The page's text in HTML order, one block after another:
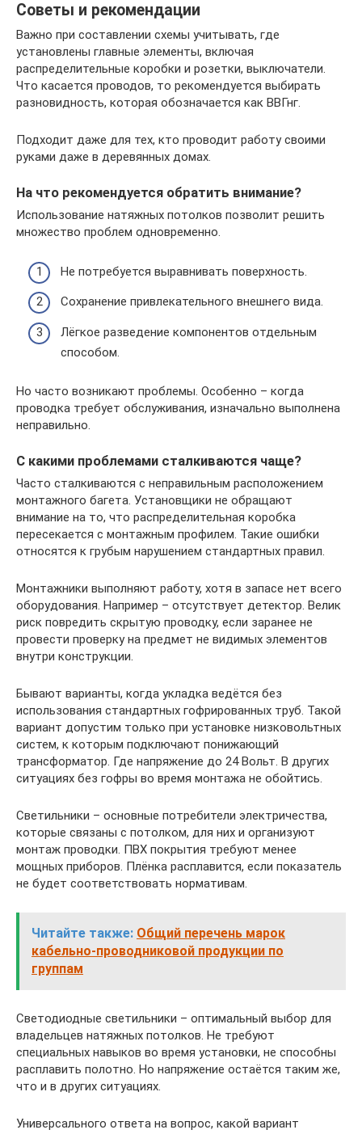
Советы и рекомендации
Важно при составлении схемы учитывать, где
установлены главные элементы, включая
распределительные коробки и розетки, выключатели.
Что касается проводов, то рекомендуется выбирать
разновидность, которая обозначается как ВВГнг.
Подходит даже для тех, кто проводит работу своими
руками даже в деревянных домах.
На что рекомендуется обратить внимание?
Использование натяжных потолков позволит решить
множество проблем одновременно.
Не потребуется выравнивать поверхность.
Сохранение привлекательного внешнего вида.
Лёгкое разведение компонентов отдельным
способом.
Но часто возникают проблемы. Особенно – когда
проводка требует обслуживания, изначально выполнена
неправильно.
С какими проблемами сталкиваются чаще?
Часто сталкиваются с неправильным расположением
монтажного багета. Установщики не обращают
внимание на то, что распределительная коробка
пересекается с монтажным профилем. Такие ошибки
относятся к грубым нарушением стандартных правил.
Монтажники выполняют работу, хотя в запасе нет всего
оборудования. Например – отсутствует детектор. Велик
риск повредить скрытую проводку, если заранее не
провести проверку на предмет не видимых элементов
внутри конструкции.
Бывают варианты, когда укладка ведётся без
использования стандартных гофрированных труб. Такой
вариант допустим только при установке низковольтных
систем, к которым подключают понижающий
трансформатор. Где напряжение до 24 Вольт. В других
ситуациях без гофры во время монтажа не обойтись.
Светильники – основные потребители электричества,
которые связаны с потолком, для них и организуют
монтаж проводки. ПВХ покрытия требуют менее
мощных приборов. Плёнка расплавится, если показатель
не будет соответствовать нормативам.
Читайте также: Общий перечень марок
кабельно-проводниковой продукции по
группам
Светодиодные светильники – оптимальный выбор для
владельцев натяжных потолков. Не требуют
специальных навыков во время установки, не способны
расплавить полотно. Но напряжение остаётся таким же,
что и в других ситуациях.
Универсального ответа на вопрос, какой вариант